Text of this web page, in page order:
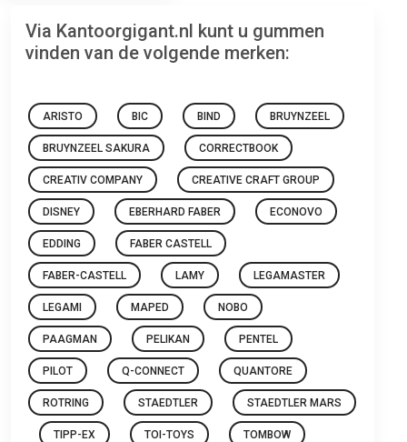
Via Kantoorgigant.nl kunt u gummen
vinden van de volgende merken:
ARISTO BIC BIND BRUYNZEEL
BRUYNZEEL SAKURA CORRECTBOOK
CREATIV COMPANY CREATIVE CRAFT GROUP
DISNEY EBERHARD FABER ECONOVO
EDDING FABER CASTELL
FABER-CASTELL LAMY LEGAMASTER
LEGAMI MAPED NOBO
PAAGMAN PELIKAN PENTEL
PILOT Q-CONNECT QUANTORE
ROTRING STAEDTLER STAEDTLER MARS
TIPP-EX TOI-TOYS TOMBOW